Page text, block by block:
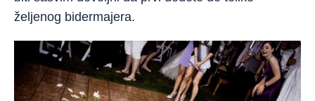
željenog bidermajera.